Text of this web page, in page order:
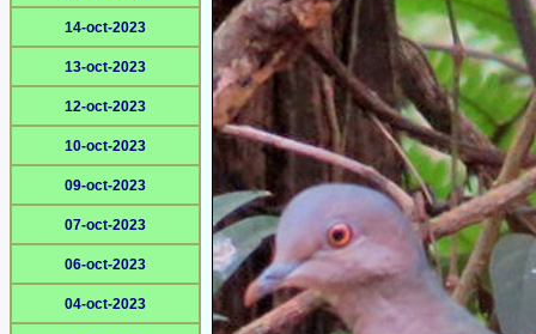
14-oct-2023
13-oct-2023
12-oct-2023
10-oct-2023
09-oct-2023
07-oct-2023
06-oct-2023
04-oct-2023